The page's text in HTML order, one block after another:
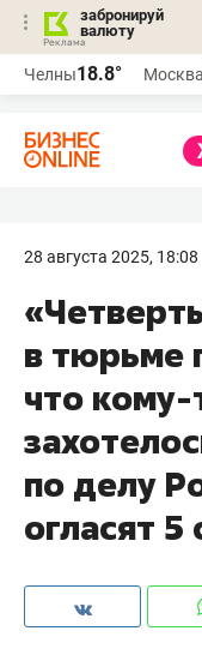
забронируй
валюту
Челны18.8° Москва
28 августа 2025, 18:08
в тюрьме
что кому-
по делу
огласят 5